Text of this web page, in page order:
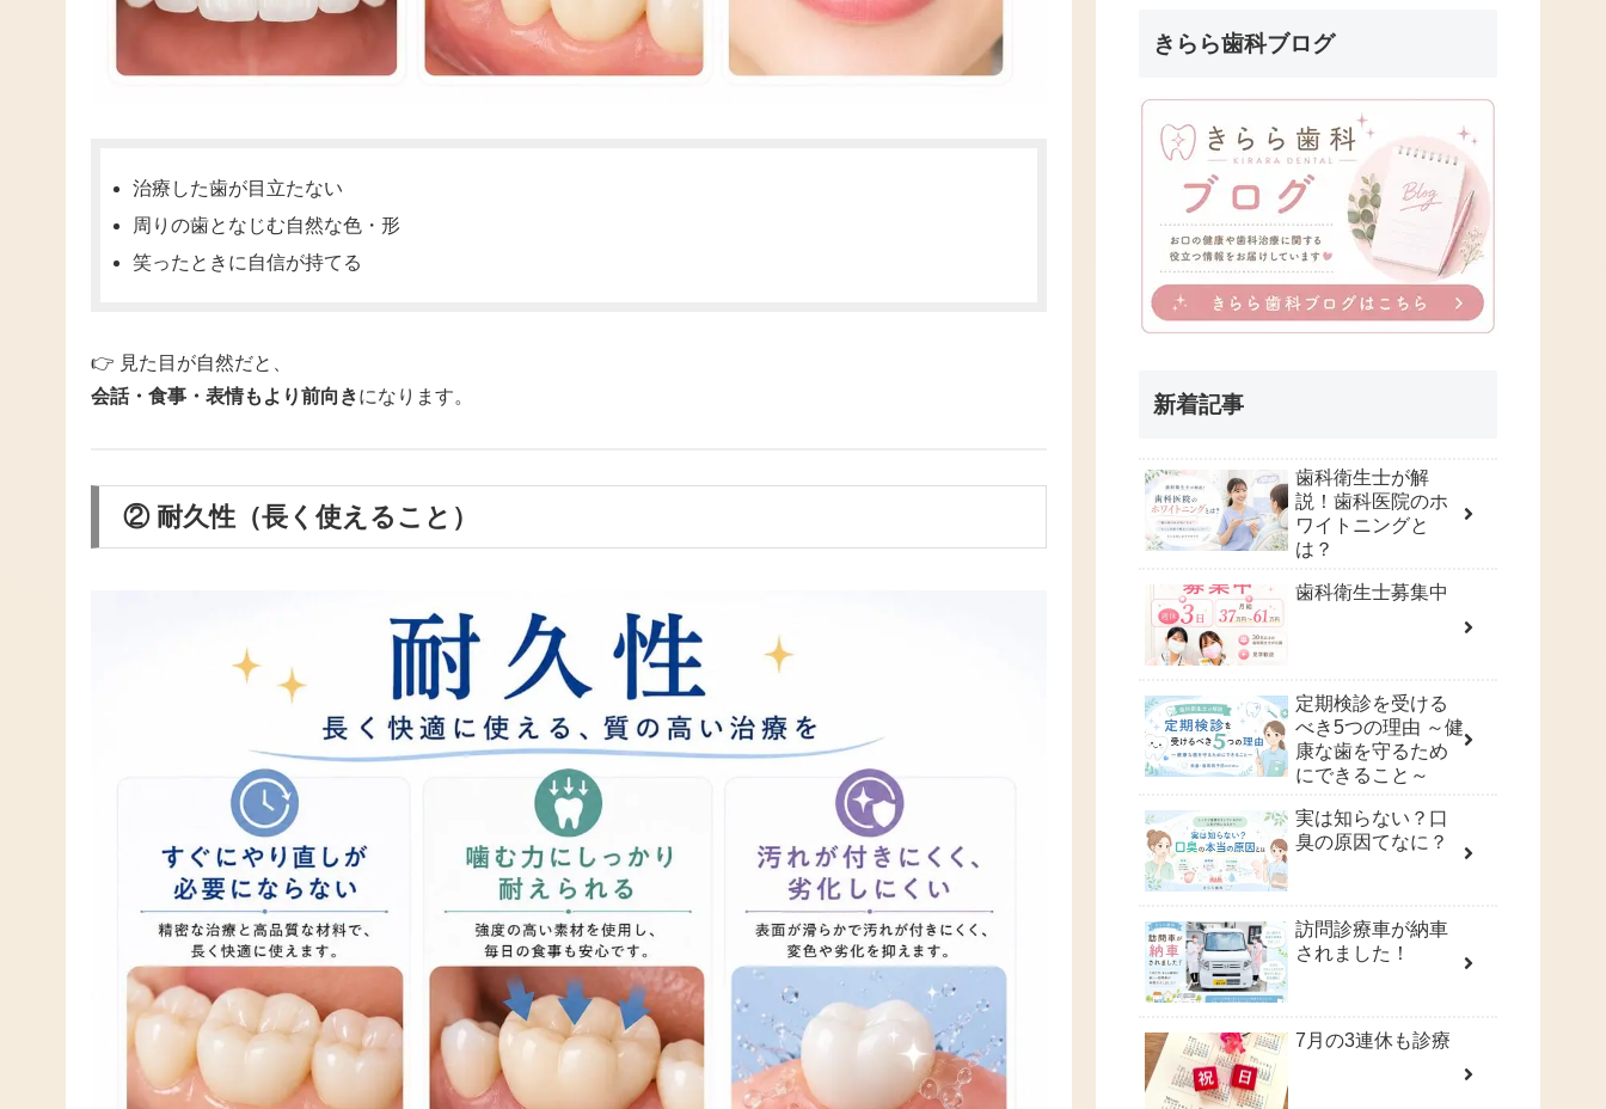
治療した歯が目立たない
周りの歯となじむ自然な色・形
笑ったときに自信が持てる
👉 見た目が自然だと、
会話・食事・表情もより前向きになります。
② 耐久性（長く使えること）
きらら歯科ブログ
新着記事
歯科衛生士が解
説！歯科医院のホ
ワイトニングと
は？
歯科衛生士募集中
定期検診を受ける
べき5つの理由 ～健
康な歯を守るため
にできること～
実は知らない？口
臭の原因てなに？
訪問診療車が納車
されました！
7月の3連休も診療